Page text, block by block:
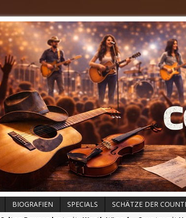
BIOGRAFIEN SPECIALS SCHÄTZE DER